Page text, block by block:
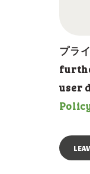
プラ
user